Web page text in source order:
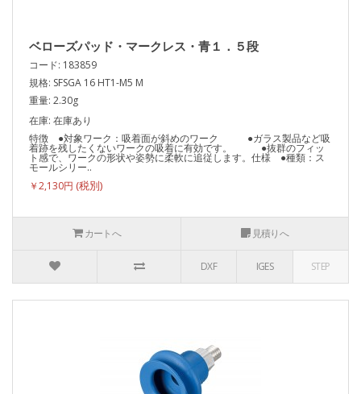
ベローズパッド・マークレス・青１．５段
コード: 183859
規格: SFSGA 16 HT1-M5 M
重量: 2.30g
在庫: 在庫あり
特徴 ●対象ワーク：吸着面が斜めのワーク ●ガラス製品など吸
着跡を残したくないワークの吸着に有効です。 ●抜群のフィッ
ト感で、ワークの形状や姿勢に柔軟に追従します。仕様 ●種類：ス
モールシリー..
￥2,130円
カートへ 見積りへ
DXF IGES STEP